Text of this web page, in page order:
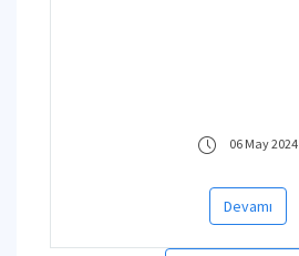
06 May 2024
Devamı